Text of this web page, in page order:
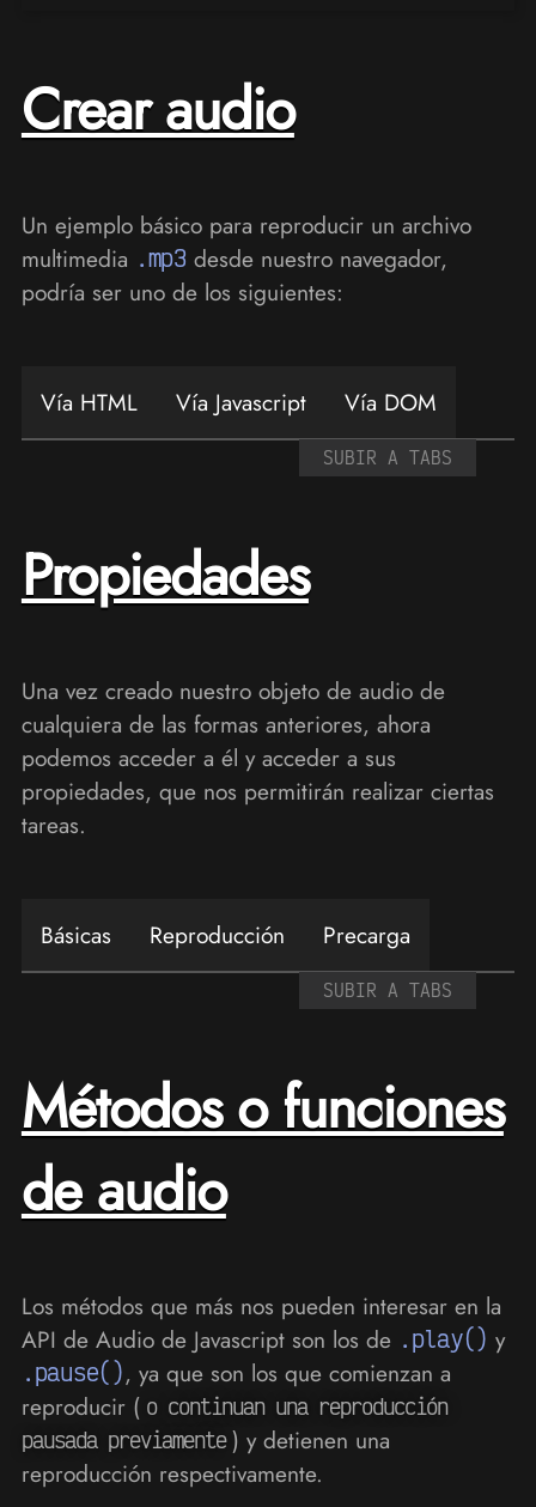
Crear audio
Un ejemplo básico para reproducir un archivo
multimedia .mp3 desde nuestro navegador,
podría ser uno de los siguientes:
Vía HTML Vía Javascript Vía DOM
SUBIR A TABS
Propiedades
Una vez creado nuestro objeto de audio de
cualquiera de las formas anteriores, ahora
podemos acceder a él y acceder a sus
propiedades, que nos permitirán realizar ciertas
tareas.
Básicas Reproducción Precarga
SUBIR A TABS
Métodos o funciones
de audio
Los métodos que más nos pueden interesar en la
API de Audio de Javascript son los de .play() y
.pause(), ya que son los que comienzan a
reproducir ( o continuan una reproducción
pausada previamente ) y detienen una
reproducción respectivamente.